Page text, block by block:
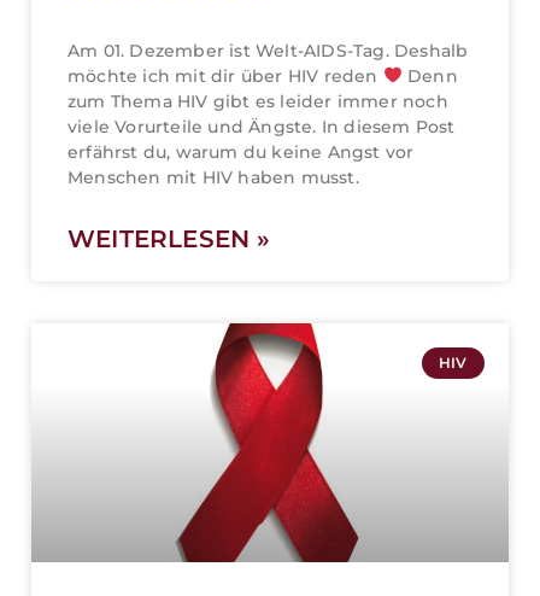
Am 01. Dezember ist Welt-AIDS-Tag. Deshalb
möchte ich mit dir über HIV reden
Denn
zum Thema HIV gibt es leider immer noch
viele Vorurteile und Ängste. In diesem Post
erfährst du, warum du keine Angst vor
Menschen mit HIV haben musst.
WEITERLESEN »
HIV